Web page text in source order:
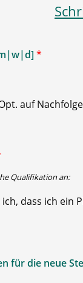
*
auf Nachfolge
Qualifikation an:
dass ich ein
für die neue